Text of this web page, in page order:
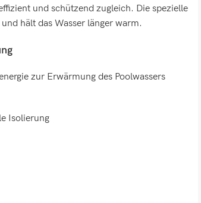
und schützend zugleich. Die spezielle
hält das Wasser länger warm.
zur Erwärmung des Poolwassers
Isolierung